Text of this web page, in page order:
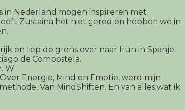
in Nederland mogen inspireren met
Zustaina het niet gered en hebben we in
en liep de grens over naar Irun in Spanje.
de Compostela.
W
Energie, Mind en Emotie, werd mijn
Van MindShiften. En van alles wat ik